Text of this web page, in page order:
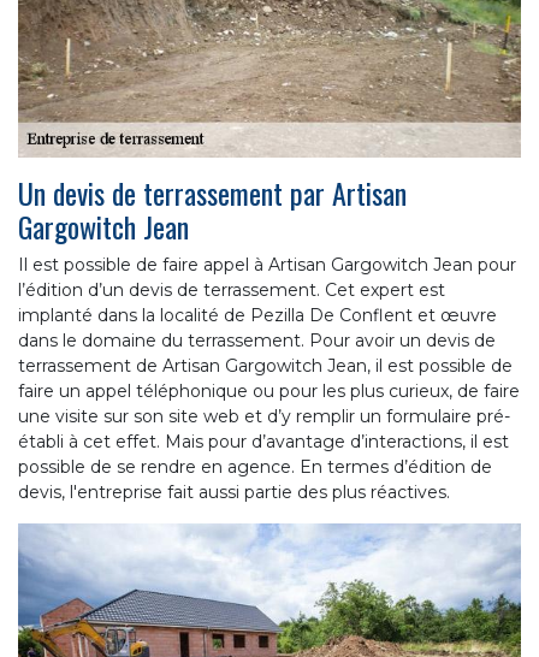
Un devis de terrassement par Artisan
Gargowitch Jean
Il est possible de faire appel à Artisan Gargowitch Jean pour
l’édition d’un devis de terrassement. Cet expert est
implanté dans la localité de Pezilla De Conflent et œuvre
dans le domaine du terrassement. Pour avoir un devis de
terrassement de Artisan Gargowitch Jean, il est possible de
faire un appel téléphonique ou pour les plus curieux, de faire
une visite sur son site web et d’y remplir un formulaire pré-
établi à cet effet. Mais pour d’avantage d’interactions, il est
possible de se rendre en agence. En termes d’édition de
devis, l'entreprise fait aussi partie des plus réactives.